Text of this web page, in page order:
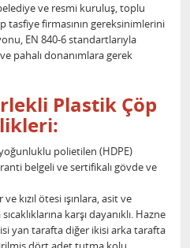
ve resmi kuruluş, toplu
tasfiye firmasının gereksinimlerini
EN 840-6 standartlarıyla
pahalı donanımlara gerek
Plastik Çöp
polietilen (HDPE)
belgeli ve sertifikalı gövde ve
kızıl ötesi ışınlara, asit ve
karşı dayanıklı. Hazne
yan tarafta diğer ikisi arka tarafta